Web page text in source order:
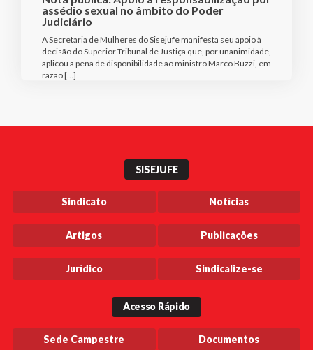
assédio sexual no âmbito do Poder
Judiciário
A Secretaria de Mulheres do Sisejufe manifesta seu apoio à
decisão do Superior Tribunal de Justiça que, por unanimidade,
aplicou a pena de disponibilidade ao ministro Marco Buzzi, em
razão […]
SISEJUFE
Sindicato Notícias
Artigos Publicações
Jurídico Sindicalize-se
Acesso Rápido
Sede Campestre Documentos